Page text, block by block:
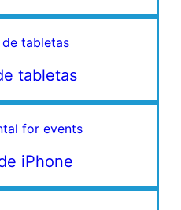
tabletas
iPhone